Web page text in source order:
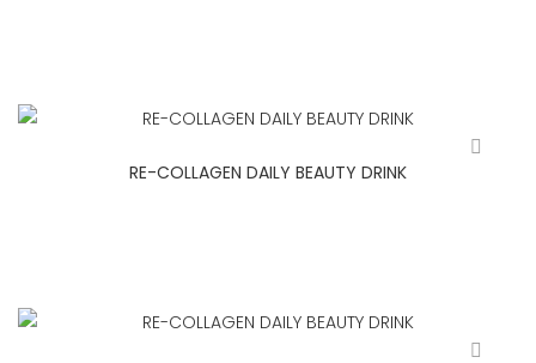
RE-COLLAGEN DAILY BEAUTY DRINK